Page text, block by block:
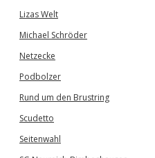
Lizas Welt
Michael Schröder
Netzecke
Podbolzer
Rund um den Brustring
Scudetto
Seitenwahl